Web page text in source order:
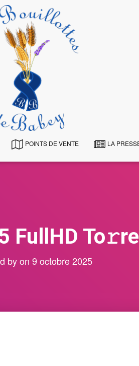
POINTS DE VENTE LA
FullHD
byon 9 octobre 2025